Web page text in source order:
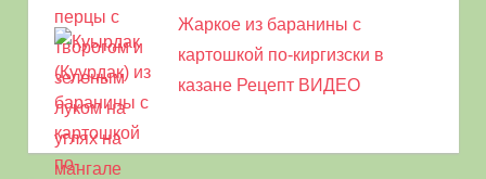
Жаркое из баранины с
картошкой по-киргизски в
казане Рецепт ВИДЕО